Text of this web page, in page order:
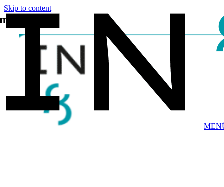
Skip to content
marketing